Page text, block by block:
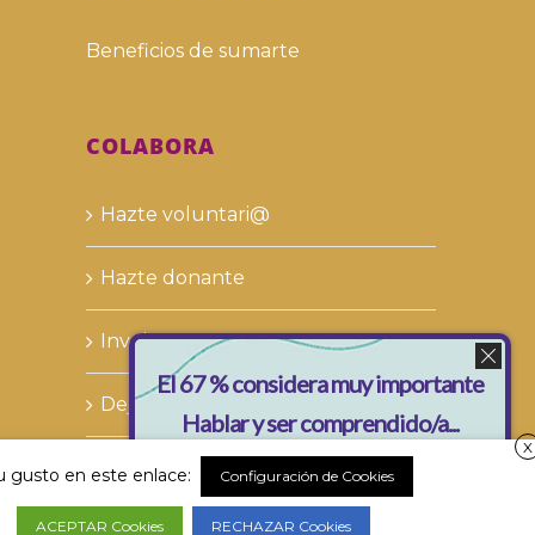
Beneficios de sumarte
COLABORA
Hazte voluntari@
Hazte donante
Involucra a tu empresa
Deja tu legado solidario
X
gusto en este enlace: Configuración de Cookies
ACEPTAR Cookies RECHAZAR Cookies
El 67 % considera muy importante
Hablar y ser comprendido/a...